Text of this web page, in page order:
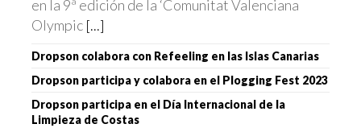
en la 9ª edición de la ‘Comunitat Valenciana
Olympic [...]
Dropson colabora con Refeeling en las Islas Canarias
Dropson participa y colabora en el Plogging Fest 2023
Dropson participa en el Día Internacional de la
Limpieza de Costas